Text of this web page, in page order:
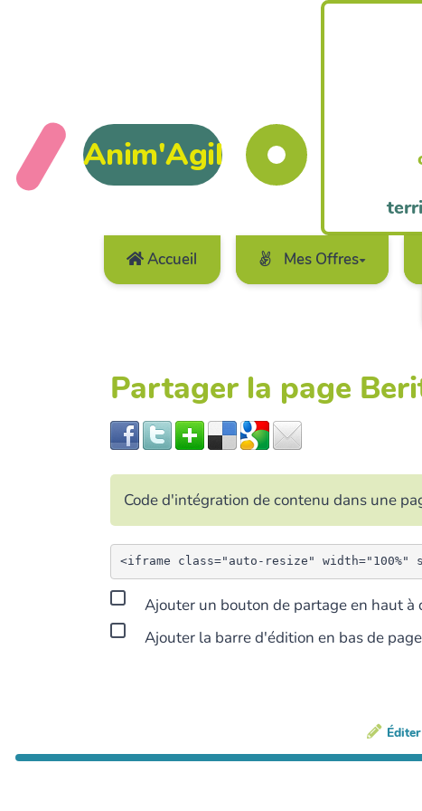
Accueil Mes Offres
Anim'Agil
Partager la page
Code d'intégration de contenu dans une
Ajouter un bouton de partage en haut à
Ajouter la barre d'édition en bas de page